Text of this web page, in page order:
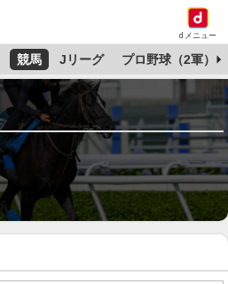
dメニュー
競馬 Jリーグ プロ野球（2軍）